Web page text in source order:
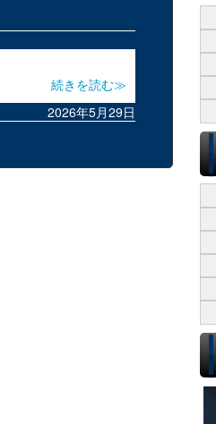
続きを読む≫
2026年5月29日